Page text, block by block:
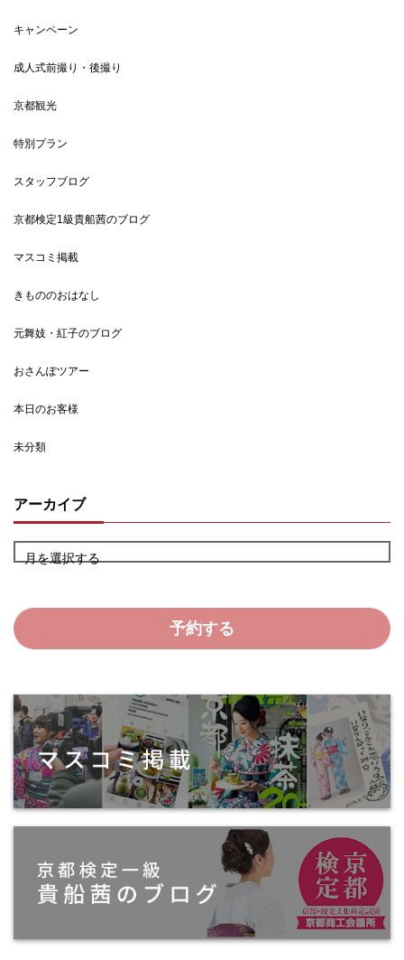
キャンペーン
成人式前撮り・後撮り
京都観光
特別プラン
スタッフブログ
京都検定1級貴船茜のブログ
マスコミ掲載
きもののおはなし
元舞妓・紅子のブログ
おさんぽツアー
本日のお客様
未分類
アーカイブ
月を選択する
予約する